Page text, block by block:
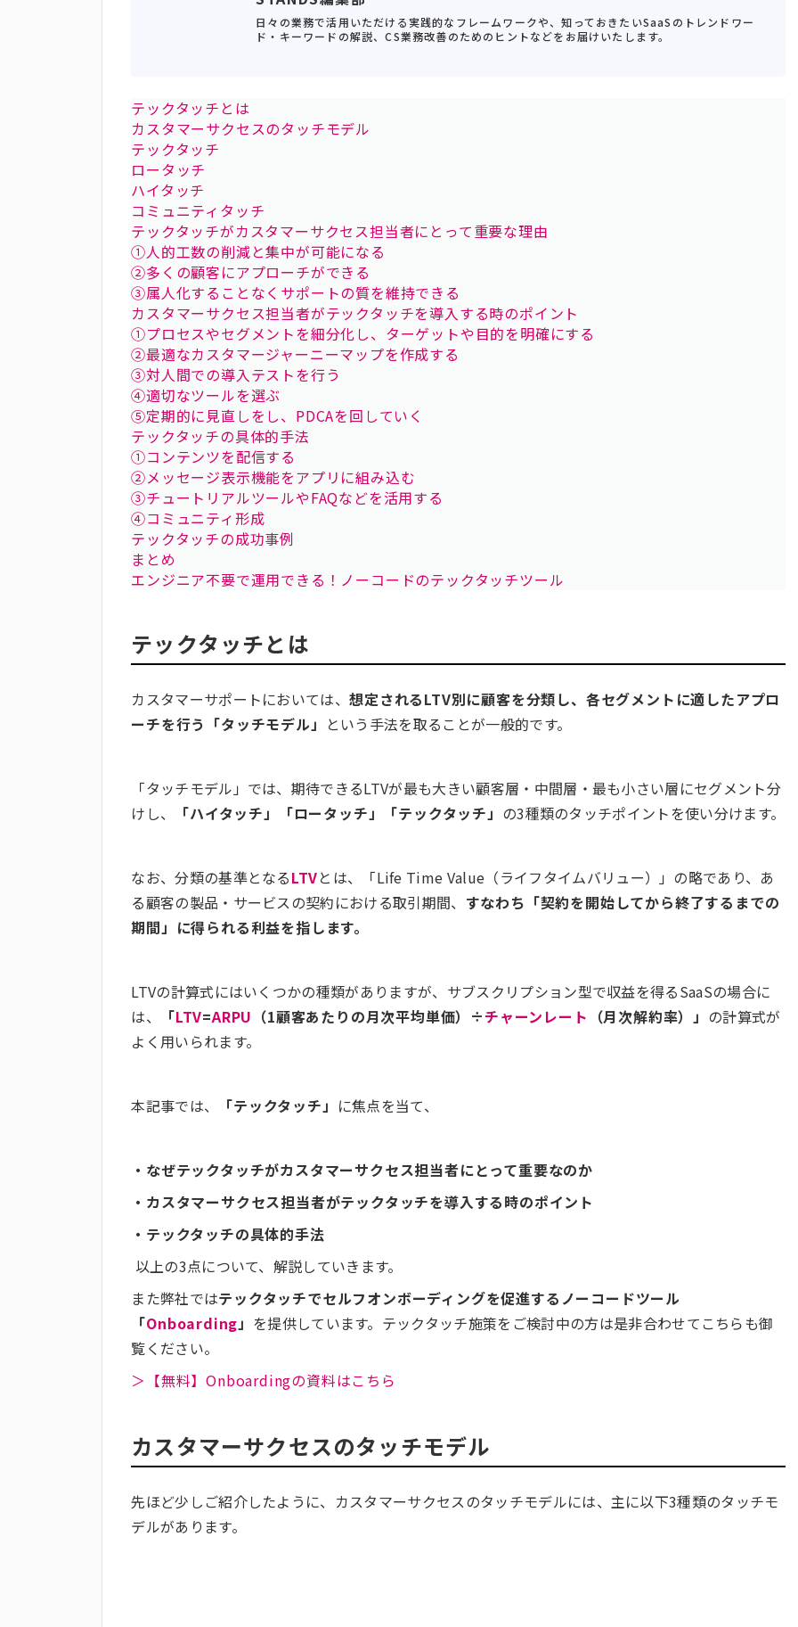
日々の業務で活用いただける実践的なフレームワークや、知っておきたいSaaSのトレンドワー
ド・キーワードの解説、CS業務改善のためのヒントなどをお届けいたします。
テックタッチとは
カスタマーサクセスのタッチモデル
テックタッチ
ロータッチ
ハイタッチ
コミュニティタッチ
テックタッチがカスタマーサクセス担当者にとって重要な理由
①人的工数の削減と集中が可能になる
②多くの顧客にアプローチができる
③属人化することなくサポートの質を維持できる
カスタマーサクセス担当者がテックタッチを導入する時のポイント
①プロセスやセグメントを細分化し、ターゲットや目的を明確にする
②最適なカスタマージャーニーマップを作成する
③対人間での導入テストを行う
④適切なツールを選ぶ
⑤定期的に見直しをし、PDCAを回していく
テックタッチの具体的手法
①コンテンツを配信する
②メッセージ表示機能をアプリに組み込む
③チュートリアルツールやFAQなどを活用する
④コミュニティ形成
テックタッチの成功事例
まとめ
エンジニア不要で運用できる！ノーコードのテックタッチツール
テックタッチとは
カスタマーサポートにおいては、想定されるLTV別に顧客を分類し、各セグメントに適したアプロ
ーチを行う「タッチモデル」 という手法を取ることが一般的です。
「タッチモデル」では、期待できるLTVが最も大きい顧客層・中間層・最も小さい層にセグメント分
けし、
「ハイタッチ」「ロータッチ」「テックタッチ」 の3種類のタッチポイントを使い分けます。
なお、分類の基準となるLTVとは、「Life Time Value（ライフタイムバリュー）」の略であり、あ
る顧客の製品・サービスの契約における取引期間、 すなわち「契約を開始してから終了するまでの
期間」に得られる利益を指します。
LTVの計算式にはいくつかの種類がありますが、サブスクリプション型で収益を得るSaaSの場合に
は、
「LTV=ARPU （1顧客あたりの月次平均単価）÷チャーンレート （月次解約率）」 の計算式が
よく用いられます。
本記事では、 「テックタッチ」 に焦点を当て、
・なぜテックタッチがカスタマーサクセス担当者にとって重要なのか
・カスタマーサクセス担当者がテックタッチを導入する時のポイント
・テックタッチの具体的手法
以上の3点について、解説していきます。
また弊社ではテックタッチでセルフオンボーディングを促進するノーコードツール
「Onboarding」 を提供しています。テックタッチ施策をご検討中の方は是非合わせてこちらも御
覧ください。
＞【無料】Onboardingの資料はこちら
カスタマーサクセスのタッチモデル
先ほど少しご紹介したように、カスタマーサクセスのタッチモデルには、主に以下3種類のタッチモ
デルがあります。